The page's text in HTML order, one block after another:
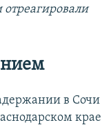
в Сочи
крае